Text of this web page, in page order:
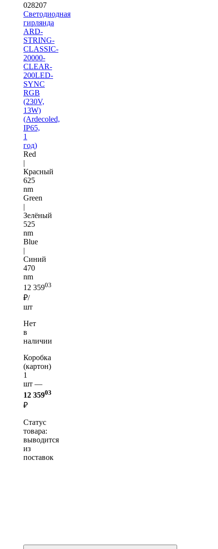
028207
Светодиодная
гирлянда
ARD-
STRING-
CLASSIC-
20000-
CLEAR-
200LED-
SYNC
RGB
(230V,
13W)
(Ardecoled,
IP65,
1
год)
Red
|
Красный
625
nm
Green
|
Зелёный
525
nm
Blue
|
Синий
470
nm
12 35903
₽/
шт
Нет
в
наличии
Коробка
(картон)
1
шт —
12 35903
₽
Статус
товара:
выводится
из
поставок